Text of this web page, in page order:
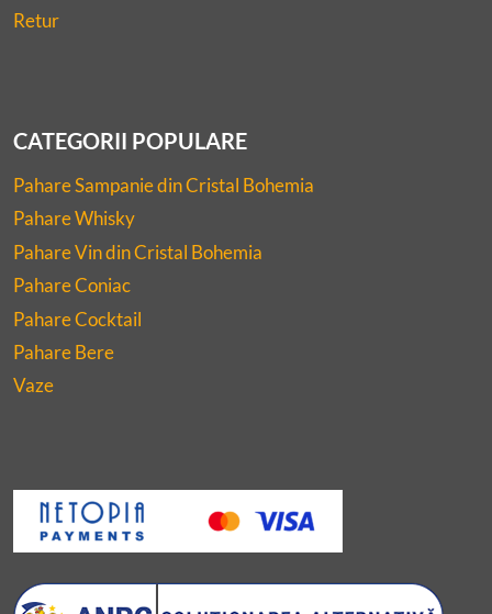
Retur
CATEGORII POPULARE
Pahare Sampanie din Cristal Bohemia
Pahare Whisky
Pahare Vin din Cristal Bohemia
Pahare Coniac
Pahare Cocktail
Pahare Bere
Vaze